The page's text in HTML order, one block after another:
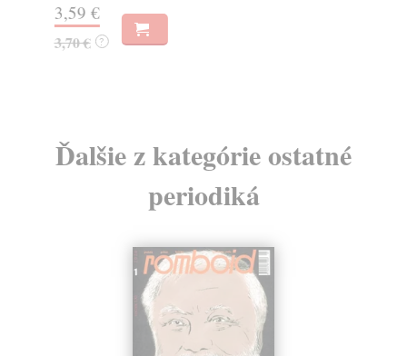
3,59 €
3,70 € ?
Ďalšie z kategórie ostatné
periodiká